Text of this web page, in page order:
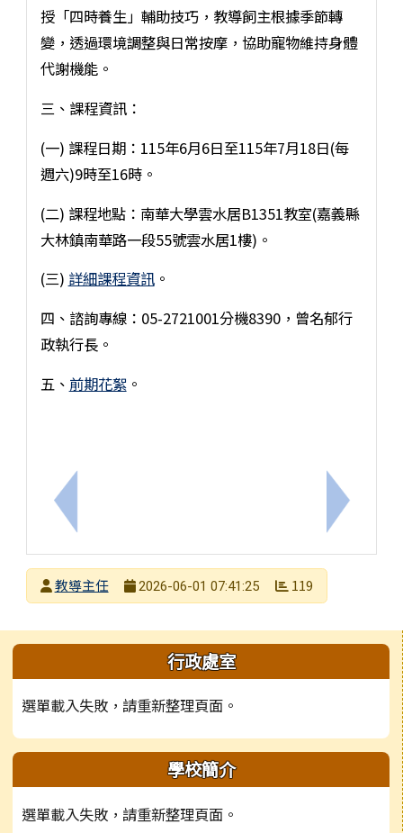
上一筆：轉知：國立高雄師範大學辦理115年「教師
授「四時養生」輔助技巧，教導飼主根據季節轉
變，透過環境調整與日常按摩，協助寵物維持身體
代謝機能。
三、課程資訊：
(一) 課程日期：115年6月6日至115年7月18日(每
週六)9時至16時。
(二) 課程地點：南華大學雲水居B1351教室(嘉義縣
大林鎮南華路一段55號雲水居1樓)。
(三) 詳細課程資訊。
四、諮詢專線：05-2721001分機8390，曾名郁行
政執行長。
五、 前期花絮。
下一筆：
發布者
教導主任
2026-06-01 07:41:25 119
左邊區域內容 行政處室
選單載入失敗，請重新整理頁面。
學校簡介
選單載入失敗，請重新整理頁面。